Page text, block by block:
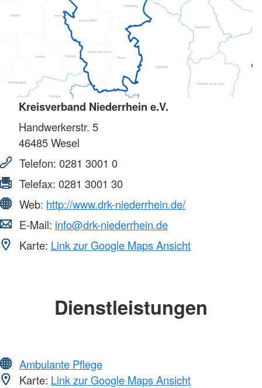
Kreisverband Niederrhein e.V.
Handwerkerstr. 5
46485Wesel
Telefon: 0281 3001 0
Telefax: 0281 3001 30
Web: http://www.drk-niederrhein.de/
E-Mail: info@drk-niederrhein.de
Karte: Link zur Google Maps Ansicht
Dienstleistungen
Ambulante Pflege
Karte: Link zur Google Maps Ansicht